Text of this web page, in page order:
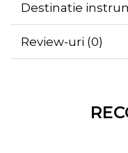
Destinatie
Review-uri (0)